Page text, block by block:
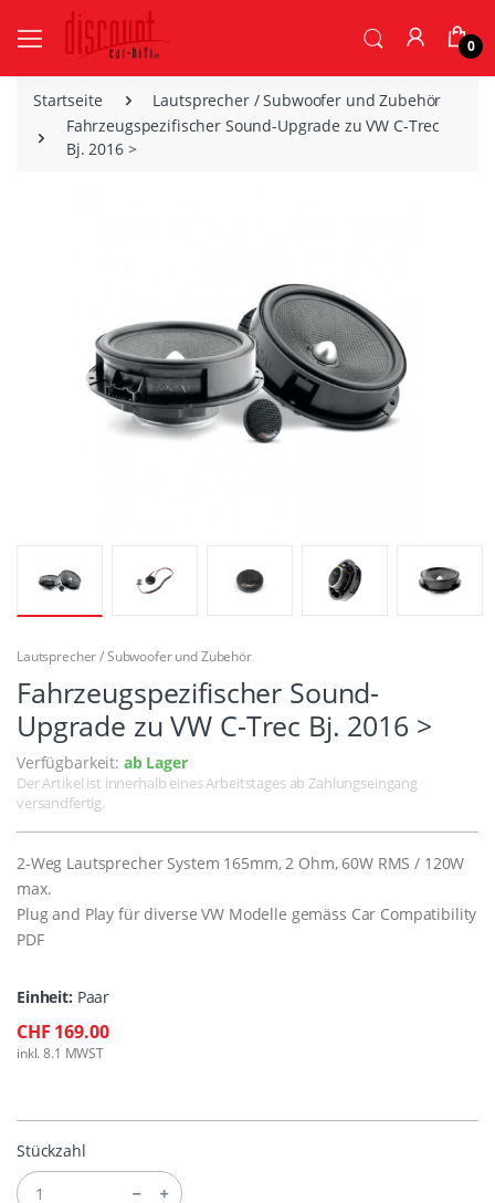
0
Startseite
Lautsprecher / Subwoofer und Zubehör
Fahrzeugspezifischer Sound-Upgrade zu VW C-Trec
Bj. 2016 >
Lautsprecher / Subwoofer und Zubehör
Fahrzeugspezifischer Sound-
Upgrade zu VW C-Trec Bj. 2016 >
Verfügbarkeit: ab Lager
Der Artikel ist innerhalb eines Arbeitstages ab Zahlungseingang
versandfertig.
2-Weg Lautsprecher System 165mm, 2 Ohm, 60W RMS / 120W
max.
Plug and Play für diverse VW Modelle gemäss Car Compatibility
PDF
Einheit: Paar
CHF 169.00
inkl. 8.1 MWST
Stückzahl